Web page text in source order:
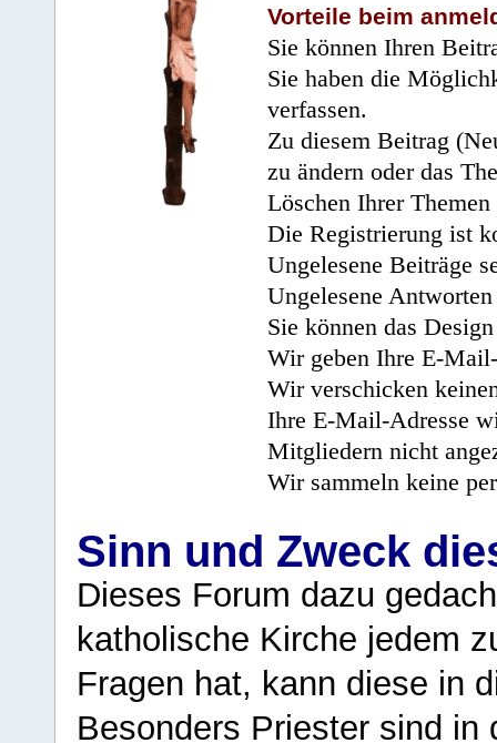
Vorteile beim
Sie können Ihren
Sie haben die
verfassen.
Zu diesem Beitrag
zu ändern oder das
Löschen Ihrer
Die Registrierung ist
Ungelesene Beiträge
Ungelesene
Sie können das
Wir geben Ihre E-
Wir verschicken
Ihre E-Mail-Adresse
Mitgliedern nicht
Wir sammeln keine
Sinn und Zweck
Dieses Forum dazu
katholische Kirche jedem
Fragen hat, kann diese in
Besonders Priester sind in